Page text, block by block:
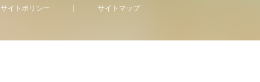
サイトポリシー サイトマップ